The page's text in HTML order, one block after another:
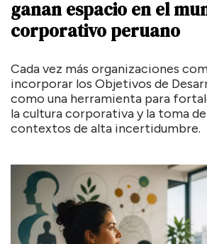
ganan espacio en el
corporativo peruano
Cada vez más organizaciones
incorporar los Objetivos de
como una herramienta para
la cultura corporativa y la toma
contextos de alta incertidumbre.